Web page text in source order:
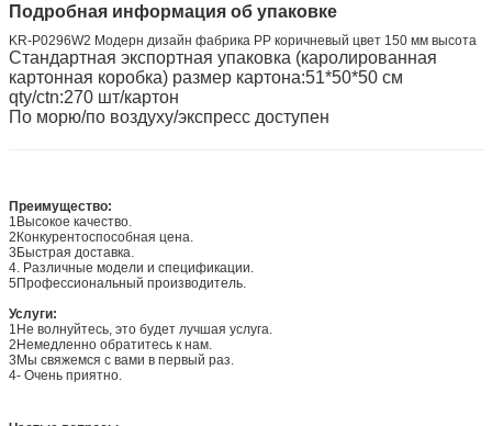
Подробная информация об упаковке
KR-P0296W2 Модерн дизайн фабрика PP коричневый цвет 150 мм высота
Стандартная экспортная упаковка (каролированная
картонная коробка) размер картона:51*50*50 см
qty/ctn:270 шт/картон
По морю/по воздуху/экспресс доступен
Преимущество:
1Высокое качество.
2Конкурентоспособная цена.
3Быстрая доставка.
4. Различные модели и спецификации.
5Профессиональный производитель.
Услуги:
1Не волнуйтесь, это будет лучшая услуга.
2Немедленно обратитесь к нам.
3Мы свяжемся с вами в первый раз.
4- Очень приятно.